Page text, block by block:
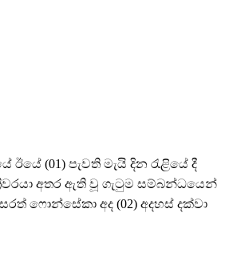
(01) පැවති මැයි දින රැළියේ දී
අතර ඇති වූ ගැටුම සම්බන්ධයෙන්
ෆොන්සේකා අද (02) අදහස් දක්වා